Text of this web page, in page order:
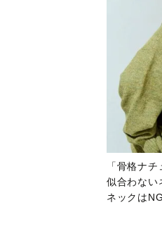
「骨格ナ
似合わない
ネックは